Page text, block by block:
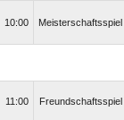
10:00 Meisterschaftsspiel
11:00 Freundschaftsspiel